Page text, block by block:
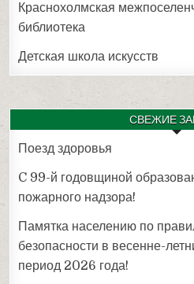
Краснохолмская
библиотека
Детская школа искусств
СВЕЖИЕ
Поезд здоровья
C 99-й годовщиной
пожарного надзора!
Памятка населению по
безопасности в весенне-
период 2026 года!